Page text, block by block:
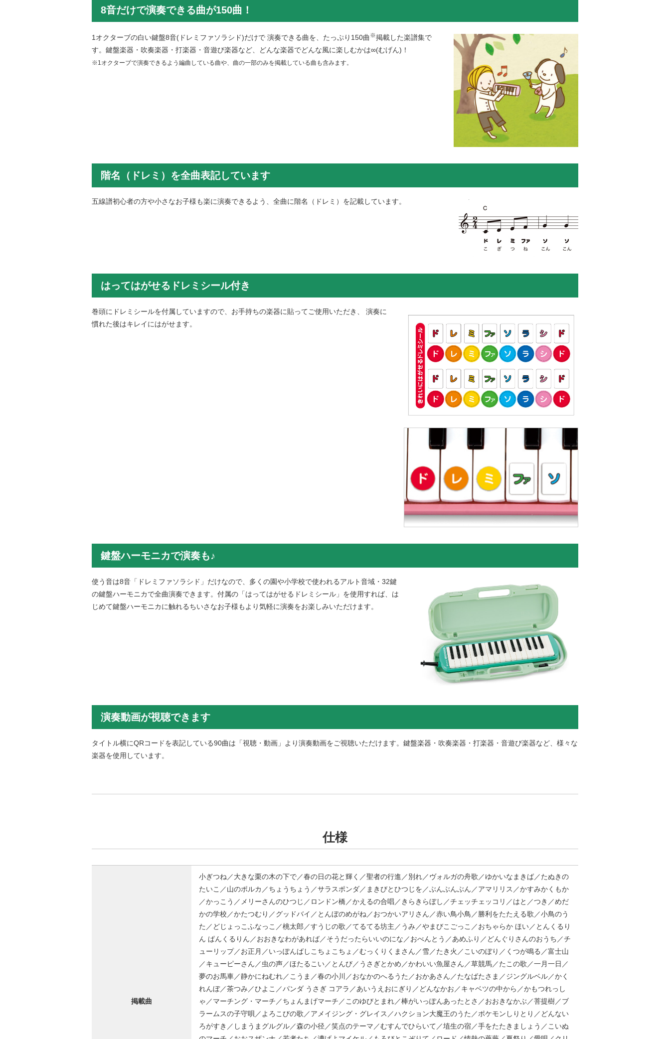
8音だけで演奏できる曲が150曲！
1オクターブの白い鍵盤8音(ドレミファソラシド)だけで 演奏できる曲を、たっぷり150曲 ※掲載した楽譜集で
す。 鍵盤楽器・吹奏楽器・打楽器・音遊び楽器など、どんな楽器でどんな風に楽しむかは∞(むげん)！
※1オクターブで演奏できるよう編曲している曲や、曲の一部のみを掲載している曲も含みます。
階名（ドレミ）を全曲表記しています
五線譜初心者の方や小さなお子様も楽に演奏できるよう、全曲に階名（ドレミ）を記載しています。
はってはがせるドレミシール付き
巻頭にドレミシールを付属していますので、お手持ちの楽器に貼ってご使用いただき、 演奏に
慣れた後はキレイにはがせます。
鍵盤ハーモニカで演奏も♪
使う音は8音「ドレミファソラシド」だけなので、多くの園や小学校で使われるアルト音域・32鍵
の鍵盤ハーモニカで全曲演奏できます。付属の「はってはがせるドレミシール」を使用すれば、は
じめて鍵盤ハーモニカに触れるちいさなお子様もより気軽に演奏をお楽しみいただけます。
演奏動画が視聴できます
タイトル横にQRコードを表記している90曲は「視聴・動画」より演奏動画をご視聴いただけます。 鍵盤楽器・吹奏楽器・打楽器・音遊び楽器など、様々な
楽器を使用しています。
仕様
掲載曲
小ぎつね／大きな栗の木の下で／春の日の花と輝く／聖者の行進／別れ／ヴォルガの舟歌／ゆかいなまきば／たぬきの
たいこ／山のポルカ／ちょうちょう／サラスポンダ／まきびとひつじを／ぶんぶんぶん／アマリリス／かすみかくもか
／かっこう／メリーさんのひつじ／ロンドン橋／かえるの合唱／きらきらぼし／チェッチェッコリ／はと／つき／めだ
かの学校／かたつむり／グッドバイ／とんぼのめがね／おつかいアリさん／赤い鳥小鳥／勝利をたたえる歌／小鳥のう
た／どじょっこふなっこ／桃太郎／すうじの歌／てるてる坊主／うみ／やまびこごっこ／おちゃらか ほい／とんくるり
ん ぱんくるりん／おおきなわがあれば／そうだったらいいのにな／おべんとう／あめふり／どんぐりさんのおうち／チ
ューリップ／お正月／いっぽんばしこちょこちょ／むっくりくまさん／雪／たき火／こいのぼり／くつが鳴る／富士山
／キューピーさん／虫の声／ほたるこい／とんび／うさぎとかめ／かわいい魚屋さん／草競馬／たこの歌／一月一日／
夢のお馬車／静かにねむれ／こうま／春の小川／おなかのへるうた／おかあさん／たなばたさま／ジングルベル／かく
れんぼ／茶つみ／ひよこ／パンダ うさぎ コアラ／あいうえおにぎり／どんなかお／キャベツの中から／かもつれっし
ゃ／マーチング・マーチ／ちょんまげマーチ／このゆびとまれ／棒がいっぽんあったとさ／おおきなかぶ／菩提樹／ブ
ラームスの子守唄／よろこびの歌／アメイジング・グレイス／ハクション大魔王のうた／ポケモンしりとり／どんない
ろがすき／しまうまグルグル／森の小径／笑点のテーマ／むすんでひらいて／埴生の宿／手をたたきましょう／こいぬ